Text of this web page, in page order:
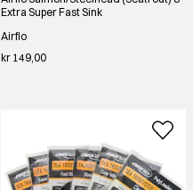
Extra Super Fast Sink
Airflo
kr 149,00